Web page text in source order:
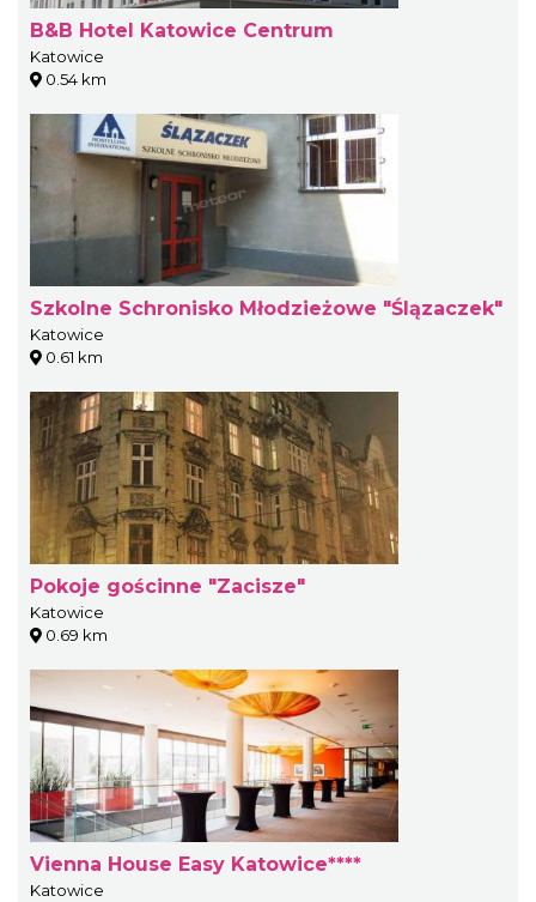
B&B Hotel Katowice Centrum
Katowice
0.54 km
Szkolne Schronisko Młodzieżowe "Ślązaczek"
Katowice
0.61 km
Pokoje gościnne "Zacisze"
Katowice
0.69 km
Vienna House Easy Katowice****
Katowice